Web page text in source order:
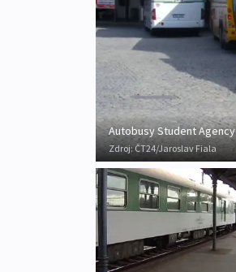
Autobusy Student Agency
Zdroj:ČT24/Jaroslav Fiala